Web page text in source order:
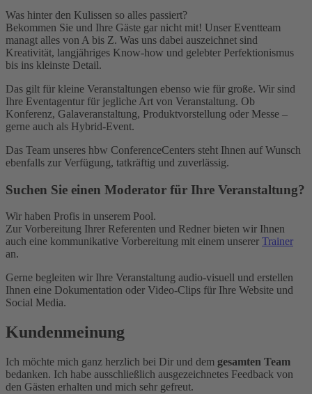
Was hinter den Kulissen so alles passiert?
Bekommen Sie und Ihre Gäste gar nicht mit! Unser Eventteam
managt alles von A bis Z. Was uns dabei auszeichnet sind
Kreativität, langjähriges Know-how und gelebter Perfektionismus
bis ins kleinste Detail.
Das gilt für kleine Veranstaltungen ebenso wie für große. Wir sind
Ihre Eventagentur für jegliche Art von Veranstaltung. Ob
Konferenz, Galaveranstaltung, Produktvorstellung oder Messe –
gerne auch als Hybrid-Event.
Das Team unseres hbw ConferenceCenters steht Ihnen auf Wunsch
ebenfalls zur Verfügung, tatkräftig und zuverlässig.
Suchen Sie einen Moderator für Ihre Veranstaltung?
Wir haben Profis in unserem Pool.
Zur Vorbereitung Ihrer Referenten und Redner bieten wir Ihnen
auch eine kommunikative Vorbereitung mit einem unserer Trainer
an.
Gerne begleiten wir Ihre Veranstaltung audio-visuell und erstellen
Ihnen eine Dokumentation oder Video-Clips für Ihre Website und
Social Media.
Kundenmeinung
Ich möchte mich ganz herzlich bei Dir und dem gesamten Team
bedanken. Ich habe ausschließlich ausgezeichnetes Feedback von
den Gästen erhalten und mich sehr gefreut.